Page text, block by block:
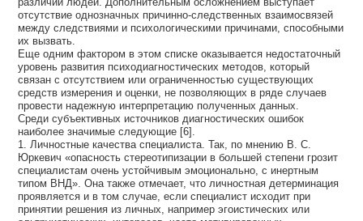
отсутствие однозначных причинно-следственных взаимосвязей
между следствиями и психологическими причинами, способными
их вызвать.
Еще одним фактором в этом списке оказывается недостаточный
уровень развития психодиагностических методов, который
связан с отсутствием или ограниченностью существующих
средств измерения и оценки, не позволяющих в ряде случаев
провести надежную интерпретацию полученных данных.
Среди субъективных источников диагностических ошибок
наиболее значимые следующие [6].
1. Личностные качества специалиста. Так, по мнению В. С.
Юркевич «опасность стереотипизации в большей степени грозит
специалистам очень устойчивым эмоционально, с инертным
типом ВНД». Она также отмечает, что личностная детерминация
проявляется и в том случае, если специалист исходит при
принятии решения из личных, например эгоистических или